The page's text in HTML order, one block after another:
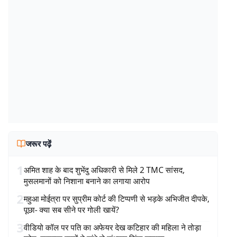
जरूर पढ़ें
1अमित शाह के बाद शुभेंदु अधिकारी से मिले 2 TMC सांसद,
मुसलमानों को निशाना बनाने का लगाया आरोप
2महुआ मोईत्रा पर सुप्रीम कोर्ट की टिप्पणी से भड़के अभिजीत दीपके,
पूछा- क्या सब सीने पर गोली खायें?
3वीडियो कॉल पर पति का अफेयर देख कटिहार की महिला ने तोड़ा